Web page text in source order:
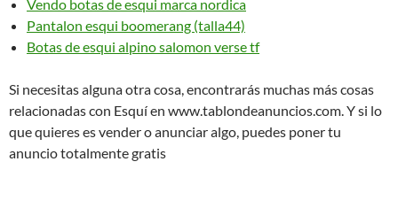
Vendo botas de esqui marca nordica
Pantalon esqui boomerang (talla44)
Botas de esqui alpino salomon verse tf
Si necesitas alguna otra cosa, encontrarás muchas más cosas
relacionadas con Esquí en www.tablondeanuncios.com. Y si lo
que quieres es vender o anunciar algo, puedes poner tu
anuncio totalmente gratis